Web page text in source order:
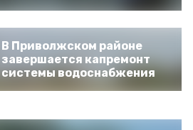
В Приволжском районе
завершается капремонт
системы водоснабжения